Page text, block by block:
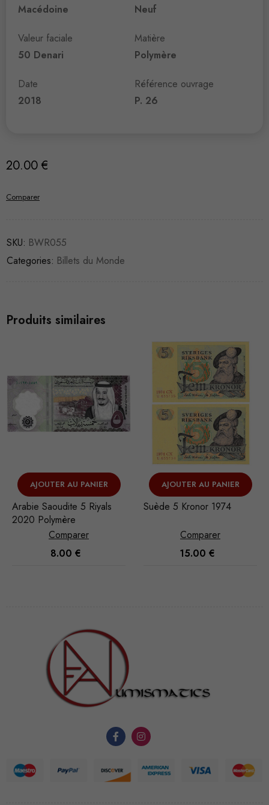
Macédoine
Valeur faciale
50 Denari
Date
2018
Neuf
Matière
Polymère
Référence ouvrage
P. 26
20.00 €
Comparer
SKU: BWR055
Categories: Billets du Monde
Produits similaires
AJOUTER AU PANIER
Arabie Saoudite 5 Riyals
2020 Polymère
Comparer
8.00 €
AJOUTER AU PANIER
Suède 5 Kronor 1974
Comparer
15.00 €
ne sont pas